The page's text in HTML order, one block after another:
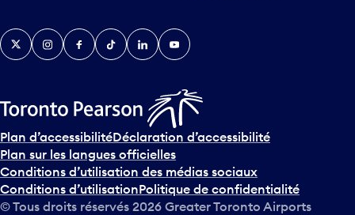
v
e
n
s
u
r
l
e
c
TwitterInstagramFacebook
TikTokLinkedInYouTube
Plan d’accessibilitéDéclaration d’accessibilité
Plan sur les langues officielles
Conditions d’utilisation des médias sociaux
Conditions d’utilisationPolitique de confidentialité
© Tous droits réservés 2026 Greater Toronto Airports